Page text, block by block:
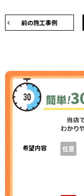
前の施工事例
希望内容 任意